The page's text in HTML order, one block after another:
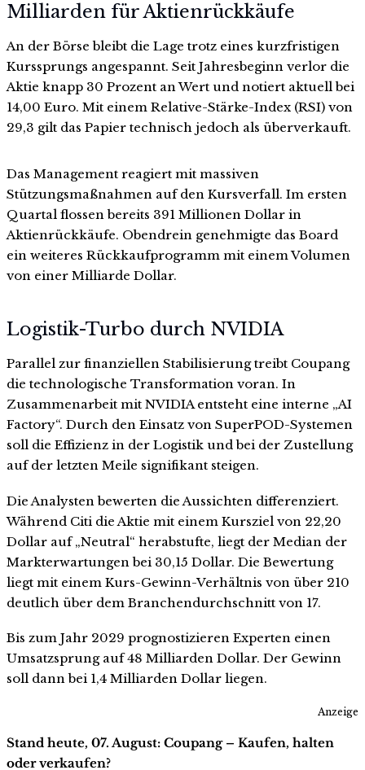
Milliarden für Aktienrückkäufe
An der Börse bleibt die Lage trotz eines kurzfristigen
Kurssprungs angespannt. Seit Jahresbeginn verlor die
Aktie knapp 30 Prozent an Wert und notiert aktuell bei
14,00 Euro. Mit einem Relative-Stärke-Index (RSI) von
29,3 gilt das Papier technisch jedoch als überverkauft.
Das Management reagiert mit massiven
Stützungsmaßnahmen auf den Kursverfall. Im ersten
Quartal flossen bereits 391 Millionen Dollar in
Aktienrückkäufe. Obendrein genehmigte das Board
ein weiteres Rückkaufprogramm mit einem Volumen
von einer Milliarde Dollar.
Logistik-Turbo durch NVIDIA
Parallel zur finanziellen Stabilisierung treibt Coupang
die technologische Transformation voran. In
Zusammenarbeit mit NVIDIA entsteht eine interne „AI
Factory“. Durch den Einsatz von SuperPOD-Systemen
soll die Effizienz in der Logistik und bei der Zustellung
auf der letzten Meile signifikant steigen.
Die Analysten bewerten die Aussichten differenziert.
Während Citi die Aktie mit einem Kursziel von 22,20
Dollar auf „Neutral“ herabstufte, liegt der Median der
Markterwartungen bei 30,15 Dollar. Die Bewertung
liegt mit einem Kurs-Gewinn-Verhältnis von über 210
deutlich über dem Branchendurchschnitt von 17.
Bis zum Jahr 2029 prognostizieren Experten einen
Umsatzsprung auf 48 Milliarden Dollar. Der Gewinn
soll dann bei 1,4 Milliarden Dollar liegen.
Anzeige
Stand heute, 07. August: Coupang – Kaufen, halten
oder verkaufen?